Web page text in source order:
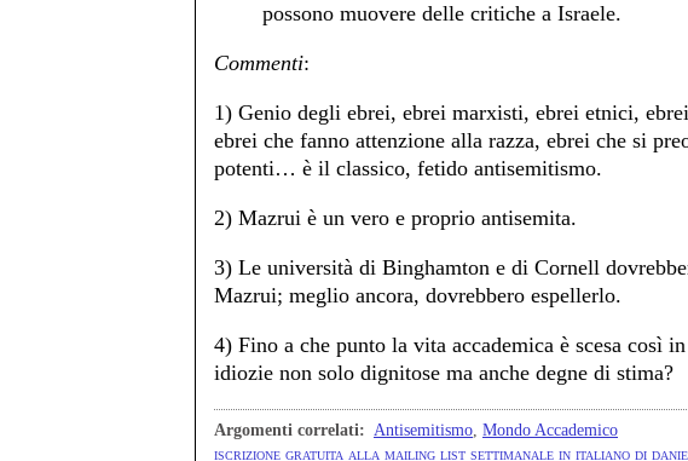
possono muovere delle critiche a Israele.
Commenti:
1) Genio degli ebrei, ebrei marxisti, ebrei etnici,
ebrei che fanno attenzione alla razza, ebrei che si
potenti… è il classico, fetido antisemitismo.
2) Mazrui è un vero e proprio antisemita.
3) Le università di Binghamton e di Cornell
Mazrui; meglio ancora, dovrebbero espellerlo.
4) Fino a che punto la vita accademica è scesa così
idiozie non solo dignitose ma anche degne di stima?
Argomenti correlati: Antisemitismo Mondo Accademico
iscrizione gratuita alla mailing list settimanale in italiano di